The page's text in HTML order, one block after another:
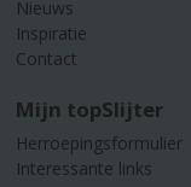
Nieuws
Inspiratie
Contact
Mijn topSlijter
Herroepingsformulier
Interessante links